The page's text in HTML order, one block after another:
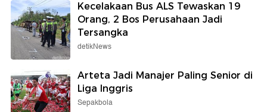
Kecelakaan Bus ALS Tewaskan 19
Orang, 2 Bos Perusahaan Jadi
Tersangka
detikNews
Arteta Jadi Manajer Paling Senior di
Liga Inggris
Sepakbola